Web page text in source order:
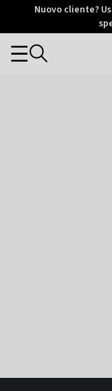
Otrium
Trustpilot
Nuovo cliente?
Categories